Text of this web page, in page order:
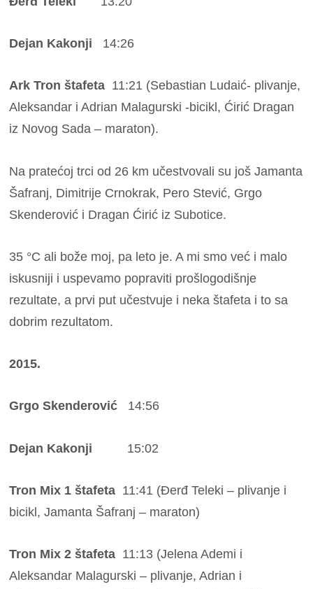
Dejan Kakonji 14:26
Ark Tron štafeta 11:21 (Sebastian Ludaić- plivanje,
Aleksandar i Adrian Malagurski -bicikl, Ćirić Dragan
iz Novog Sada – maraton).
Na pratećoj trci od 26 km učestvovali su još Jamanta
Šafranj, Dimitrije Crnokrak, Pero Stević, Grgo
Skenderović i Dragan Ćirić iz Subotice.
35 °C ali bože moj, pa leto je. A mi smo već i malo
iskusniji i uspevamo popraviti prošlogodišnje
rezultate, a prvi put učestvuje i neka štafeta i to sa
dobrim rezultatom.
2015.
Grgo Skenderović 14:56
Dejan Kakonji 15:02
Tron Mix 1 štafeta 11:41 (Đerđ Teleki – plivanje i
bicikl, Jamanta Šafranj – maraton)
Tron Mix 2 štafeta 11:13 (Jelena Ademi i
Aleksandar Malagurski – plivanje, Adrian i